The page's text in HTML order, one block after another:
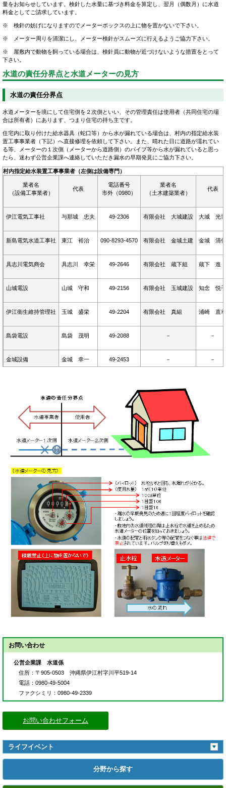
量をお知らせしています。検針した水量に基づき料金を算定し、翌月（偶数月）に水道
料金としてご請求しています。
※ 検針の妨げになりますのでメーターボックスの上に物を置かないで下さい。
※ メーター周りを清潔にし、メーター検針がスムーズに行えるようご協力下さい。
※ 屋敷内で動物を飼っている場合は、検針員に動物が近づけないような措置をとって
下さい。
水道の責任分界点と水道メーターの見方
水道の責任分界点
水道メーターを境にして住宅側を２次側といい、その管理責任は使用者（共同住宅の場
合は所有者）にあります、つまり住宅の持ち主です。
住宅内に取り付けた給水器具（蛇口等）から水が漏れている場合は、村内の指定給水装
置工事事業者（下記）へ直接修理を依頼して下さい。また、晴れた日に道路が濡れてい
る等、メーターの１次側（メーターから道路側）のパイプ等から水が漏れていると思っ
たら、迷わず公営企業課へ連絡していただき漏水の早期発見にご協力下さい。
村内指定給水装置工事事業者（左側は設備専門）
業者名
（設備工事業者）
代表
電話番号
市外（0980）
業者名
（土木建築業者）
代表
伊江電気工事社 与那城 忠夫 49-2306 有限会社 大城建設 大城 光博
新島電気水道工事社 東江 裕治 090-8293-4570 有限会社 金城土建 金城 清信
具志川電気商会 具志川 幸栄 49-2646 有限会社 蔵下組 蔵下 進
山城電設 山城 守和 49-2156 有限会社 玉城建設 知念 悦子
伊江衛生維持管理社 玉城 盛栄 49-2204 有限会社 真組 浦崎 直幸
島袋電設 島袋 茂明 49-2088 － －
金城設備 金城 幸一 49-2453 － －
お問い合わせ
公営企業課 水道係
住所 ：〒905-0503 沖縄県伊江村字川平519-14
電話 ：0980-49-5004
ファクシミリ
：0980-49-2339
お問い合わせフォーム
ライフイベント
分野から探す